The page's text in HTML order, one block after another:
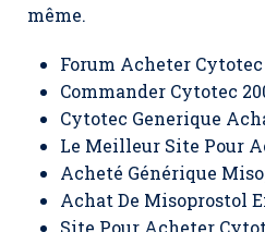
même.
Forum Acheter
Commander Cytotec
Cytotec Generique
Le Meilleur Site Pour
Acheté Générique
Achat De Misoprostol
Site Pour Acheter